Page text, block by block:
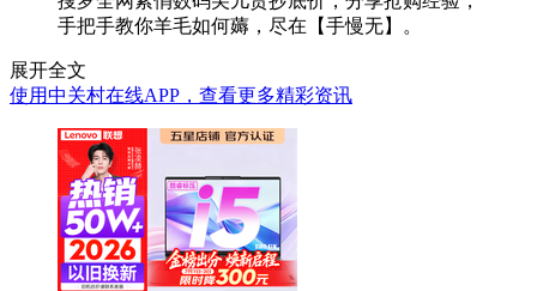
手把手教你羊毛如何薅，尽在【手慢无】。
展开全文
使用中关村在线APP，查看更多精彩资讯